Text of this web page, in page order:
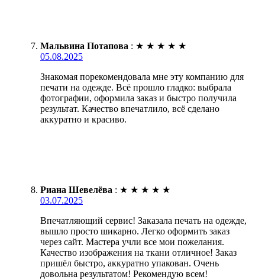
Мальвина Потапова : ★ ★ ★ ★ ★
05.08.2025
Знакомая порекомендовала мне эту компанию для
печати на одежде. Всё прошло гладко: выбрала
фотографии, оформила заказ и быстро получила
результат. Качество впечатлило, всё сделано
аккуратно и красиво.
Риана Шевелёва : ★ ★ ★ ★ ★
03.07.2025
Впечатляющий сервис! Заказала печать на одежде,
вышло просто шикарно. Легко оформить заказ
через сайт. Мастера учли все мои пожелания.
Качество изображения на ткани отличное! Заказ
пришёл быстро, аккуратно упакован. Очень
довольна результатом! Рекомендую всем!